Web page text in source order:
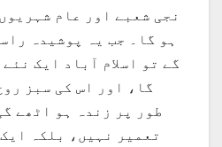
نجی شعبے اور عام
ہو گا۔ جب یہ پوشیدہ
گے تو اسلام آباد ایک
گا، اور اس کی سبز
طور پر زندہ ہو اٹھے
تعمیر نہیں، بلکہ